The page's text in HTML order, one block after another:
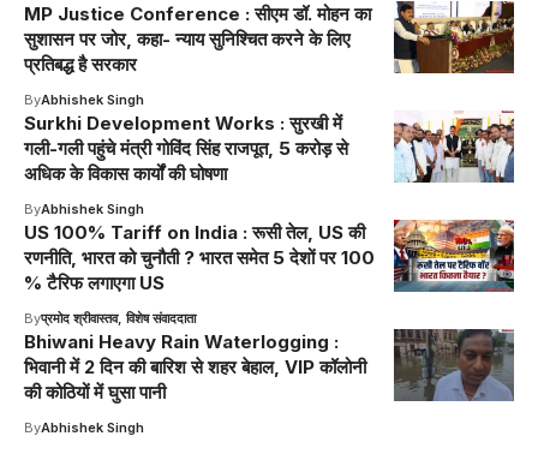
MP Justice Conference : सीएम डॉ. मोहन का
सुशासन पर जोर, कहा- न्याय सुनिश्चित करने के लिए
प्रतिबद्ध है सरकार
ByAbhishek Singh
Surkhi Development Works : सुरखी में
गली-गली पहुंचे मंत्री गोविंद सिंह राजपूत, 5 करोड़ से
अधिक के विकास कार्यों की घोषणा
ByAbhishek Singh
US 100% Tariff on India : रूसी तेल, US की
रणनीति, भारत को चुनौती ? भारत समेत 5 देशों पर 100
% टैरिफ लगाएगा US
Byप्रमोद श्रीवास्तव, विशेष संवाददाता
Bhiwani Heavy Rain Waterlogging :
भिवानी में 2 दिन की बारिश से शहर बेहाल, VIP कॉलोनी
की कोठियों में घुसा पानी
ByAbhishek Singh